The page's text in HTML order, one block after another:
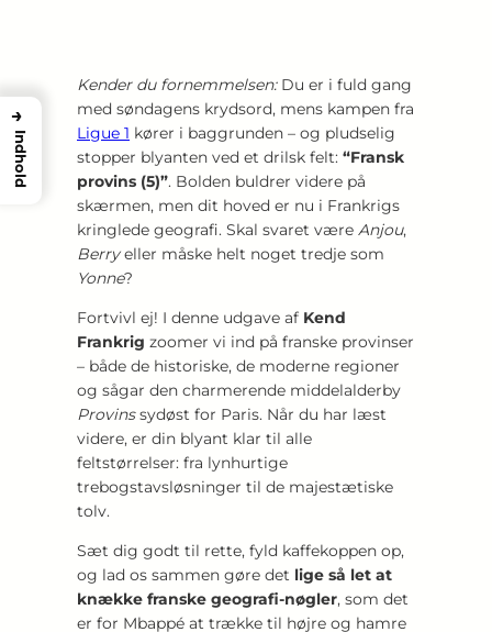
Kender du fornemmelsen:Du er i fuld gang
med søndagens krydsord, mens kampen fra
Ligue 1 kører i baggrunden – og pludselig
stopper blyanten ved et drilsk felt: “Fransk
provins (5)”. Bolden buldrer videre på
skærmen, men dit hoved er nu i Frankrigs
kringlede geografi. Skal svaret være Anjou,
Berryeller måske helt noget tredje som
Yonne?
Fortvivl ej! I denne udgave af Kend
Frankrig zoomer vi ind på franske provinser
– både de historiske, de moderne regioner
og sågar den charmerende middelalderby
Provinssydøst for Paris. Når du har læst
videre, er din blyant klar til alle
feltstørrelser: fra lynhurtige
trebogstavsløsninger til de majestætiske
tolv.
Sæt dig godt til rette, fyld kaffekoppen op,
og lad os sammen gøre det lige så let at
knække franske geografi-nøgler, som det
er for Mbappé at trække til højre og hamre
→
Indhold